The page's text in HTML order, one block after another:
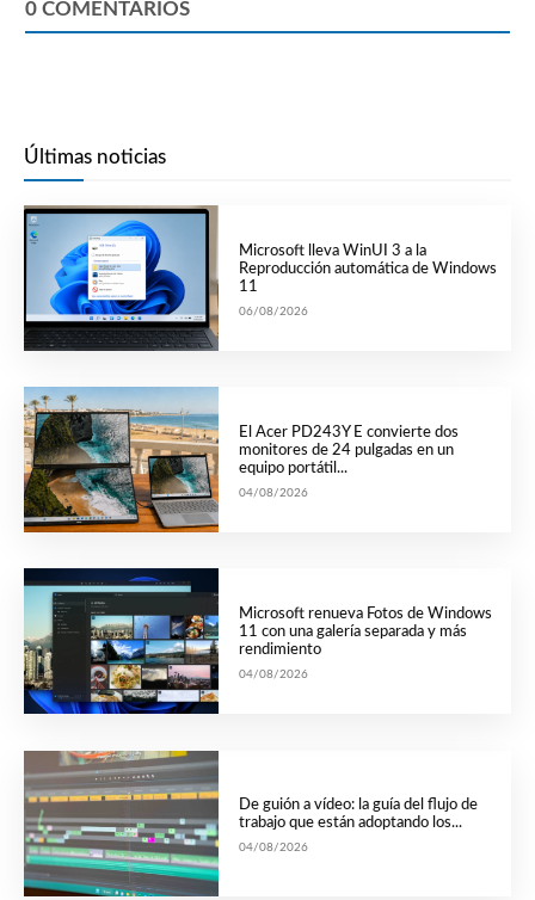
0 COMENTARIOS
Últimas noticias
Microsoft lleva WinUI 3 a la
Reproducción automática de Windows
11
06/08/2026
El Acer PD243Y E convierte dos
monitores de 24 pulgadas en un
equipo portátil...
04/08/2026
Microsoft renueva Fotos de Windows
11 con una galería separada y más
rendimiento
04/08/2026
De guión a vídeo: la guía del flujo de
trabajo que están adoptando los...
04/08/2026